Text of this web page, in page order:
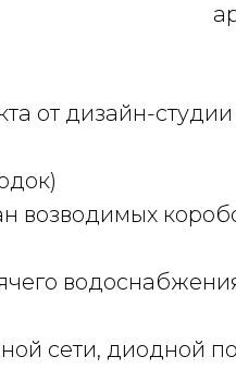
от дизайн-
возводимых
сети, диодной